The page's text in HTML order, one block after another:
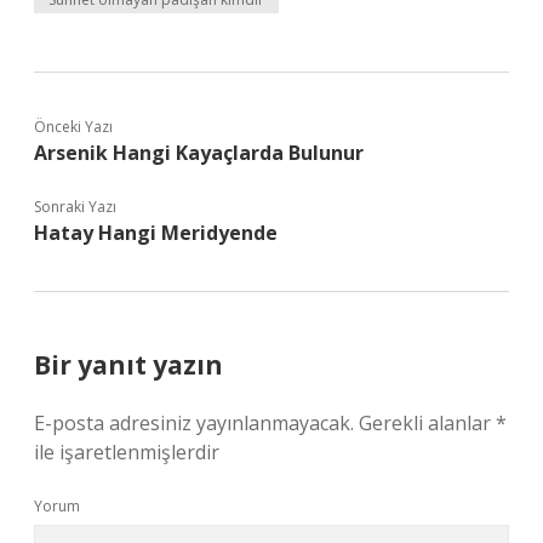
Önceki Yazı
Arsenik Hangi Kayaçlarda Bulunur
Sonraki Yazı
Hatay Hangi Meridyende
Bir yanıt yazın
E-posta adresiniz yayınlanmayacak. Gerekli alanlar*
ile işaretlenmişlerdir
Yorum